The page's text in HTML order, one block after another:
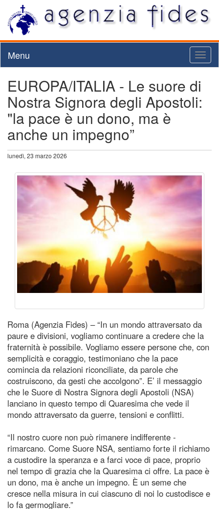
Menu
EUROPA/ITALIA - Le suore di
Nostra Signora degli Apostoli:
"la pace è un dono, ma è
anche un impegno”
lunedì, 23 marzo 2026
Roma (Agenzia Fides) – “In un mondo attraversato da
paure e divisioni, vogliamo continuare a credere che la
fraternità è possibile. Vogliamo essere persone che, con
semplicità e coraggio, testimoniano che la pace
comincia da relazioni riconciliate, da parole che
costruiscono, da gesti che accolgono”. E’ il messaggio
che le Suore di Nostra Signora degli Apostoli (NSA)
lanciano in questo tempo di Quaresima che vede il
mondo attraversato da guerre, tensioni e conflitti.
“Il nostro cuore non può rimanere indifferente -
rimarcano. Come Suore NSA, sentiamo forte il richiamo
a custodire la speranza e a farci voce di pace, proprio
nel tempo di grazia che la Quaresima ci offre. La pace è
un dono, ma è anche un impegno. È un seme che
cresce nella misura in cui ciascuno di noi lo custodisce e
lo fa germogliare.”